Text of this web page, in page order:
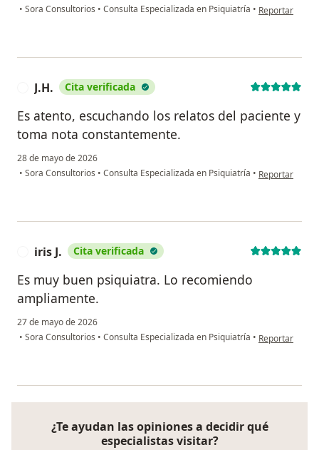
• Sora Consultorios • Consulta Especializada en Psiquiatría • en opinión del
Reportar
J.H. Cita verificada
Es atento, escuchando los relatos del paciente y
toma nota constantemente.
28 de mayo de 2026
• Sora Consultorios • Consulta Especializada en Psiquiatría • en opinión del
Reportar
iris J. Cita verificada
Es muy buen psiquiatra. Lo recomiendo
ampliamente.
27 de mayo de 2026
• Sora Consultorios • Consulta Especializada en Psiquiatría • en opinión del
Reportar
¿Te ayudan las opiniones a decidir qué
especialistas visitar?